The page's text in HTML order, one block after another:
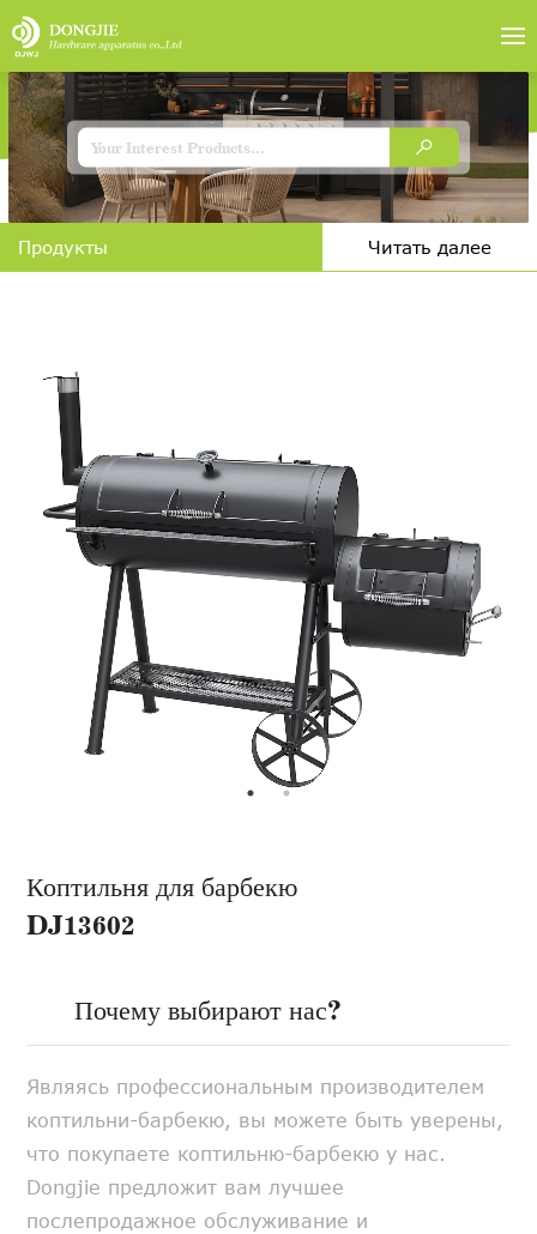
Продукты Читать далее
Коптильня для барбекю
DJ13602
Почему выбирают нас?
Являясь профессиональным производителем
коптильни-барбекю, вы можете быть уверены,
что покупаете коптильню-барбекю у нас.
Dongjie предложит вам лучшее
послепродажное обслуживание и